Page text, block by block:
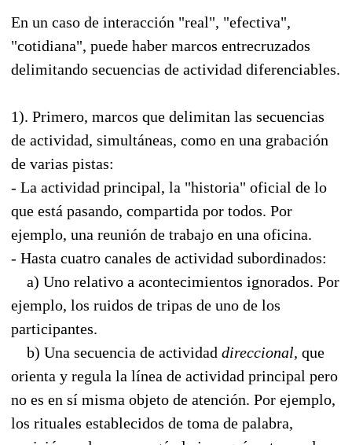
En un caso de interacción "real", "efectiva",
"cotidiana", puede haber marcos entrecruzados
delimitando secuencias de actividad diferenciables.
1). Primero, marcos que delimitan las secuencias
de actividad, simultáneas, como en una grabación
de varias pistas:
- La actividad principal, la "historia" oficial de lo
que está pasando, compartida por todos. Por
ejemplo, una reunión de trabajo en una oficina.
- Hasta cuatro canales de actividad subordinados:
a) Uno relativo a acontecimientos ignorados. Por
ejemplo, los ruidos de tripas de uno de los
participantes.
b) Una secuencia de actividad direccional, que
orienta y regula la línea de actividad principal pero
no es en sí misma objeto de atención. Por ejemplo,
los rituales establecidos de toma de palabra,